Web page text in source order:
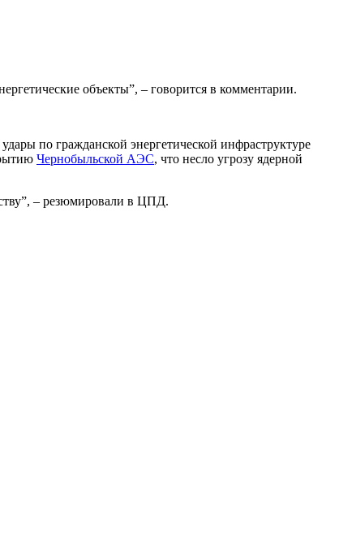
объекты”, – говорится в комментарии.
по гражданской энергетической инфраструктуре
Чернобыльской АЭС, что несло угрозу ядерной
– резюмировали в ЦПД.